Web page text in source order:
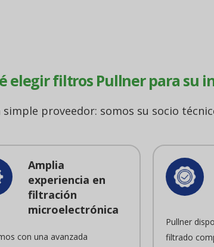
elegir filtros Pullner para su
simple proveedor: somos su socio
Amplia
experiencia en
filtración
microelectrónica
con una avanzada
Pullner
filtrado